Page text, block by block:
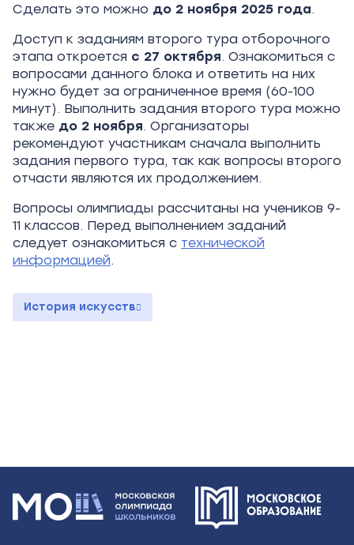
Сделать это можно до 2 ноября 2025 года.
Доступ к заданиям второго тура отборочного
этапа откроется с 27 октября. Ознакомиться с
вопросами данного блока и ответить на них
нужно будет за ограниченное время (60-100
минут). Выполнить задания второго тура можно
также до 2 ноября. Организаторы
рекомендуют участникам сначала выполнить
задания первого тура, так как вопросы второго
отчасти являются их продолжением.
Вопросы олимпиады рассчитаны на учеников 9-
11 классов. Перед выполнением заданий
следует ознакомиться с технической
информацией.
История искусств